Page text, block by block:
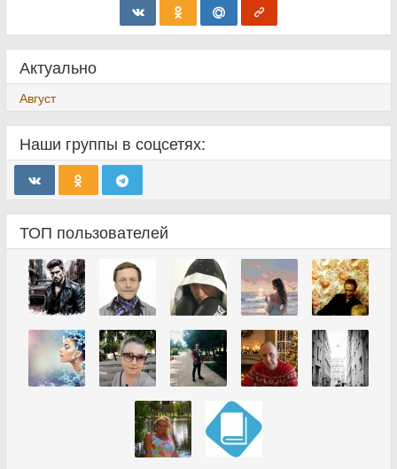
Актуально
Август
Наши группы в соцсетях:
ТОП пользователей